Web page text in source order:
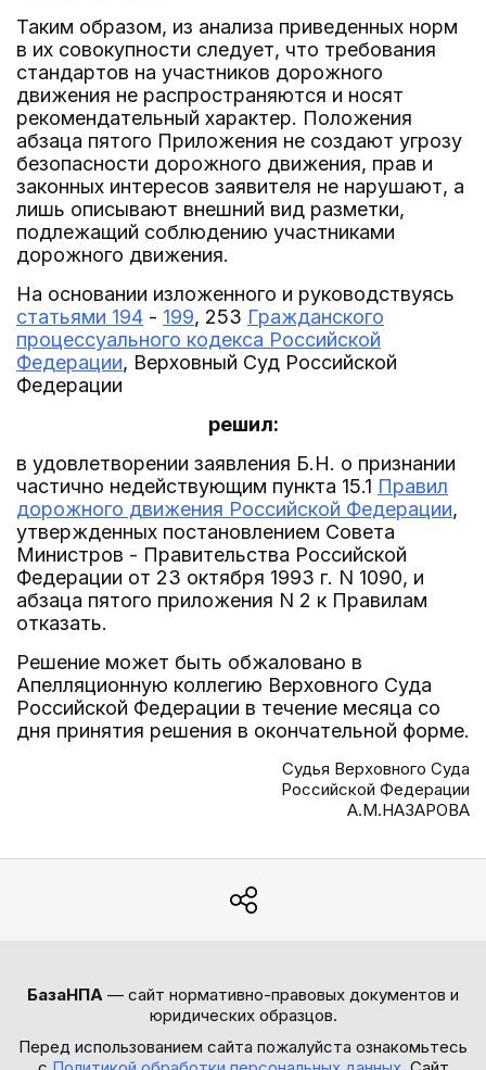
Таким образом, из анализа приведенных норм
в их совокупности следует, что требования
стандартов на участников дорожного
движения не распространяются и носят
рекомендательный характер. Положения
абзаца пятого Приложения не создают угрозу
безопасности дорожного движения, прав и
законных интересов заявителя не нарушают, а
лишь описывают внешний вид разметки,
подлежащий соблюдению участниками
дорожного движения.
На основании изложенного и руководствуясь
статьями 194 - 199, 253 Гражданского
процессуального кодекса Российской
Федерации, Верховный Суд Российской
Федерации
решил:
в удовлетворении заявления Б.Н. о признании
частично недействующим пункта 15.1 Правил
дорожного движения Российской Федерации,
утвержденных постановлением Совета
Министров - Правительства Российской
Федерации от 23 октября 1993 г. N 1090, и
абзаца пятого приложения N 2 к Правилам
отказать.
Решение может быть обжаловано в
Апелляционную коллегию Верховного Суда
Российской Федерации в течение месяца со
дня принятия решения в окончательной форме.
Судья Верховного Суда
Российской Федерации
А.М.НАЗАРОВА
БазаНПА — сайт нормативно-правовых документов и
юридических образцов.
Перед использованием сайта пожалуйста ознакомьтесь